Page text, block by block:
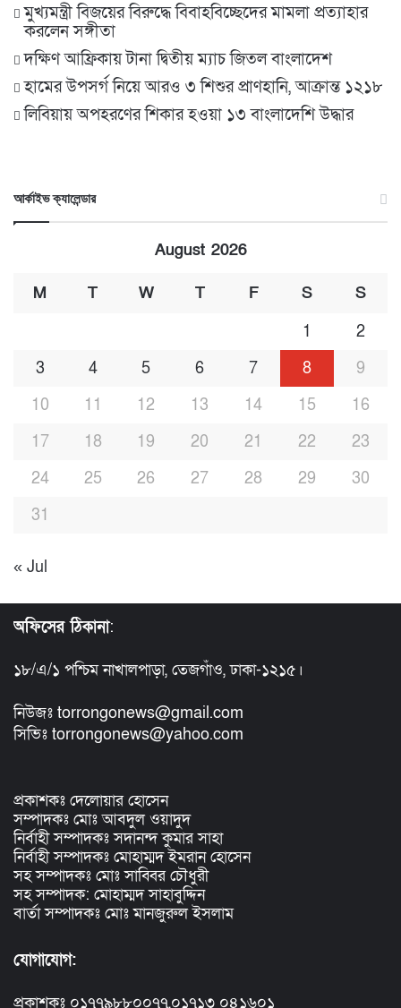
মুখ্যমন্ত্রী বিজয়ের বিরুদ্ধে বিবাহবিচ্ছেদের মামলা প্রত্যাহার
করলেন সঙ্গীতা
দক্ষিণ আফ্রিকায় টানা দ্বিতীয় ম্যাচ জিতল বাংলাদেশ
হামের উপসর্গ নিয়ে আরও ৩ শিশুর প্রাণহানি, আক্রান্ত ১২১৮
লিবিয়ায় অপহরণের শিকার হওয়া ১৩ বাংলাদেশি উদ্ধার
আর্কাইভ ক্যালেন্ডার
August 2026
M T W T F S
S
1
2
3
4 5 6 7 8
9
10
11 12 13 14 15
16
17
18 19 20 21 22
23
24
25 26 27 28 29
30
31
« Jul
অফিসের ঠিকানা:
১৮/এ/১ পশ্চিম নাখালপাড়া, তেজগাঁও, ঢাকা-১২১৫।
নিউজঃ torrongonews@gmail.com
সিভিঃ torrongonews@yahoo.com
প্রকাশকঃ দেলোয়ার হোসেন
সম্পাদকঃ মোঃ আবদুল ওয়াদুদ
নির্বাহী সম্পাদকঃ সদানন্দ কুমার সাহা
নির্বাহী সম্পাদকঃ মোহাম্মদ ইমরান হোসেন
সহ সম্পাদকঃ মোঃ সাব্বির চৌধুরী
সহ সম্পাদক: মোহাম্মদ সাহাবুদ্দিন
বার্তা সম্পাদকঃ মোঃ মানজুরুল ইসলাম
যোগাযোগ:
প্রকাশকঃ ০১৭৭৯৮৮০০৭৭,০১৭১৩ ০৪১৬০১